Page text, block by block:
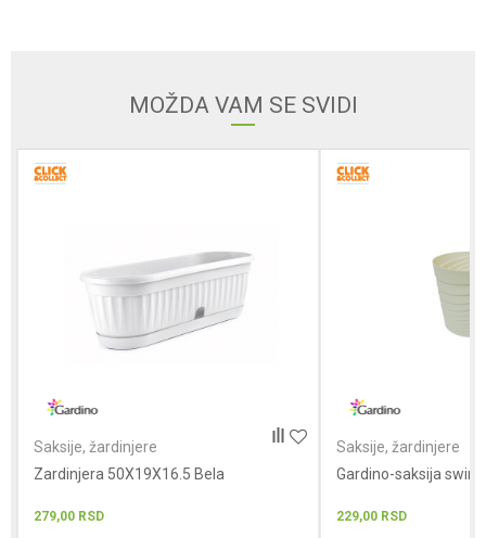
Poruka
MOŽDA VAM SE SVIDI
Saksije, žardinjere
Zardinjera 50X19X16.5 Bela
279,00 RSD
Saksije, žardinjere
Gardino-saksija
229,00 RSD